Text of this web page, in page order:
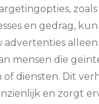
en gedrag,
advertenties
mensen die
diensten. Dit
en zorgt